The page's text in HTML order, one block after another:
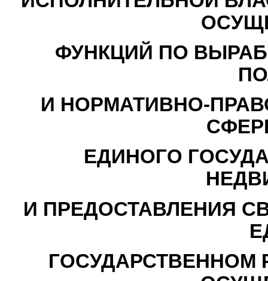
ФУНКЦИЙ ПО
И НОРМАТИВНО-
ЕДИНОГО
И ПРЕДОСТАВЛЕНИЯ
ГОСУДАРСТВЕННОМ